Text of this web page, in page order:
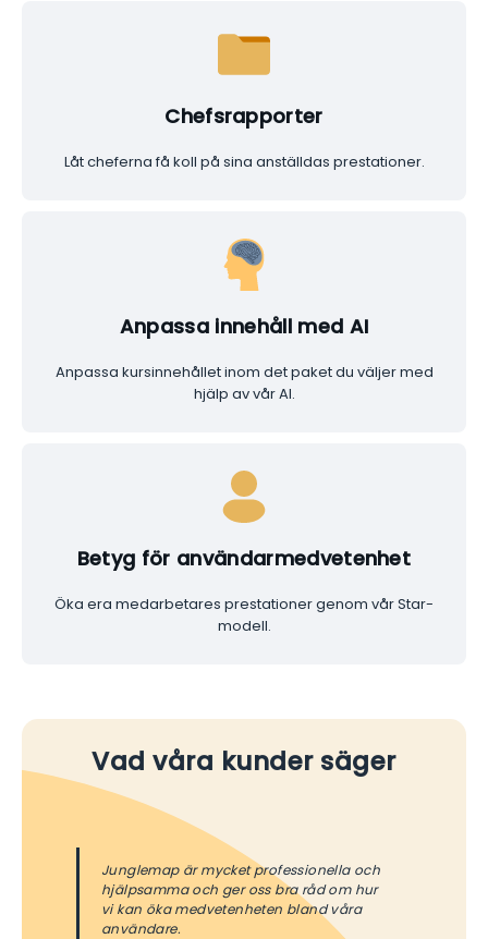
Chefsrapporter
Låt cheferna få koll på sina anställdas prestationer.
Anpassa innehåll med AI
Anpassa kursinnehållet inom det paket du väljer med
hjälp av vår AI.
Betyg för användarmedvetenhet
Öka era medarbetares prestationer genom vår Star-
modell.
Vad våra kunder säger
Junglemap är mycket professionella och
hjälpsamma och ger oss bra råd om hur
vi kan öka medvetenheten bland våra
användare.